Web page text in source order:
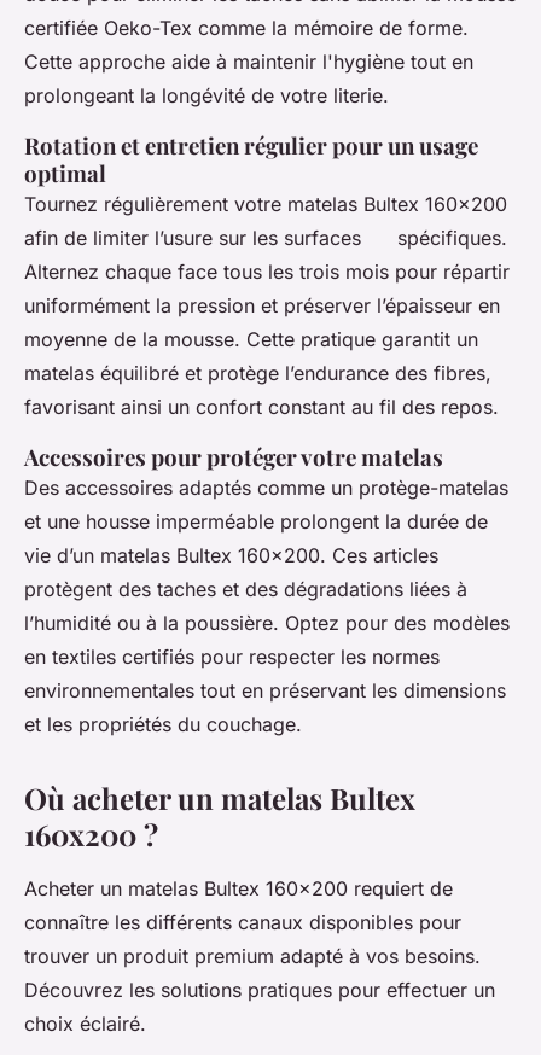
certifiée Oeko-Tex comme la mémoire de forme.
Cette approche aide à maintenir l'hygiène tout en
prolongeant la longévité de votre literie.
Rotation et entretien régulier pour un usage
optimal
Tournez régulièrement votre matelas Bultex 160x200
afin de limiter l’usure sur les surfaces spécifiques.
Alternez chaque face tous les trois mois pour répartir
uniformément la pression et préserver l’épaisseur en
moyenne de la mousse. Cette pratique garantit un
matelas équilibré et protège l’endurance des fibres,
favorisant ainsi un confort constant au fil des repos.
Accessoires pour protéger votre matelas
Des accessoires adaptés comme un protège-matelas
et une housse imperméable prolongent la durée de
vie d’un matelas Bultex 160x200. Ces articles
protègent des taches et des dégradations liées à
l’humidité ou à la poussière. Optez pour des modèles
en textiles certifiés pour respecter les normes
environnementales tout en préservant les dimensions
et les propriétés du couchage.
Où acheter un matelas Bultex
160x200 ?
Acheter un matelas Bultex 160x200 requiert de
connaître les différents canaux disponibles pour
trouver un produit premium adapté à vos besoins.
Découvrez les solutions pratiques pour effectuer un
choix éclairé.